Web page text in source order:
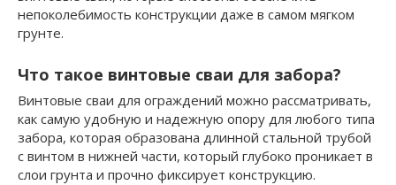
непоколебимость конструкции даже в самом мягком
грунте.
Что такое винтовые сваи для забора?
Винтовые сваи для ограждений можно рассматривать,
как самую удобную и надежную опору для любого типа
забора, которая образована длинной стальной трубой
с винтом в нижней части, который глубоко проникает в
слои грунта и прочно фиксирует конструкцию.